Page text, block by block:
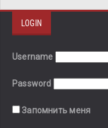
LOGIN
Username
Password
Запомнить меня